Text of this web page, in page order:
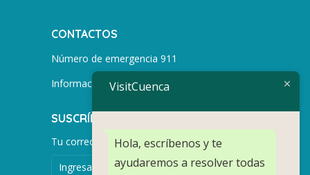
CONTACTOS
Número de emergencia 911
Información turística +593 991752155
SUSCRÍBETE PARA MÁS NOTICIAS.
Tu correo electrónico
VisitCuenca
Hola, escríbenos y te
ayudaremos a resolver todas